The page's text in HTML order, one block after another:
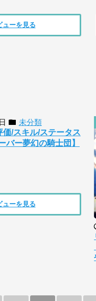
ューを見る
未分類
価/スキル/ステータス
バー夢幻の騎士団】
ューを見る